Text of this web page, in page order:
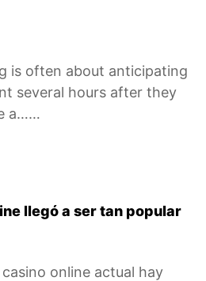
is often about anticipating
several hours after they
a……
llegó a ser tan popular
online actual hay